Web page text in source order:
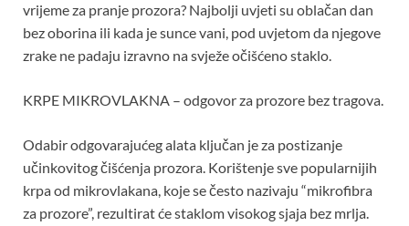
vrijeme za pranje prozora? Najbolji uvjeti su oblačan dan
bez oborina ili kada je sunce vani, pod uvjetom da njegove
zrake ne padaju izravno na svježe očišćeno staklo.
KRPE MIKROVLAKNA – odgovor za prozore bez tragova.
Odabir odgovarajućeg alata ključan je za postizanje
učinkovitog čišćenja prozora. Korištenje sve popularnijih
krpa od mikrovlakana, koje se često nazivaju “mikrofibra
za prozore”, rezultirat će staklom visokog sjaja bez mrlja.